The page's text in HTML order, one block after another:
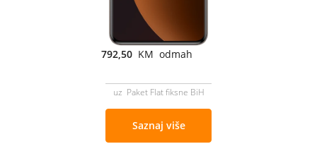
792,50 KM odmah
uz Paket Flat fiksne BiH
Saznaj više